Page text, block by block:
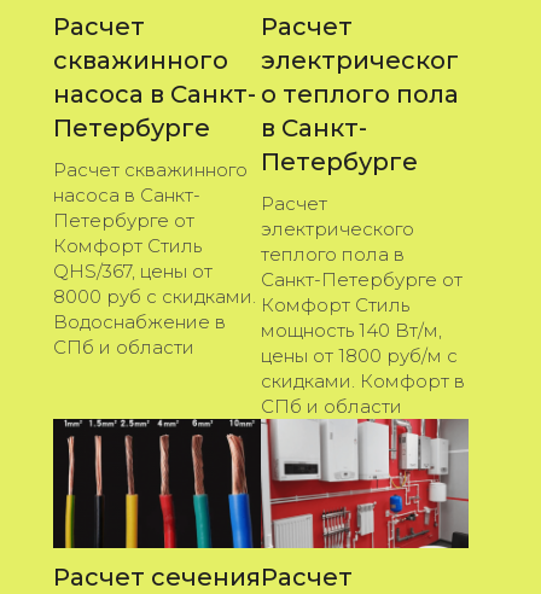
Расчет
скважинного
насоса в Санкт-
Петербурге
Расчет скважинного
насоса в Санкт-
Петербурге от
Комфорт Стиль
QHS/367, цены от
8000 руб с скидками.
Водоснабжение в
СПб и области
Расчет
электрическог
о теплого пола
в Санкт-
Петербурге
Расчет
электрического
теплого пола в
Санкт-Петербурге от
Комфорт Стиль
мощность 140 Вт/м,
цены от 1800 руб/м с
скидками. Комфорт в
СПб и области
Расчет сеченияРасчет